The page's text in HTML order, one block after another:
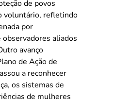
de povos
voluntário, refletindo
por
observadores aliados
avanço
de Ação de
a reconhecer
os sistemas de
de mulheres